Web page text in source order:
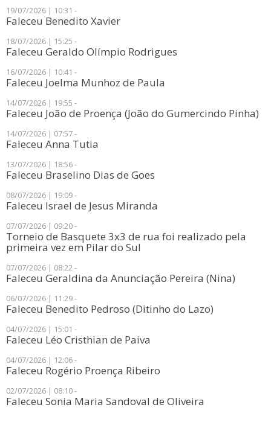
19/07/2026 | 10:31 -
Faleceu Benedito Xavier
18/07/2026 | 15:25 -
Faleceu Geraldo Olímpio Rodrigues
16/07/2026 | 10:41 -
Faleceu Joelma Munhoz de Paula
14/07/2026 | 19:55 -
Faleceu João de Proença (João do Gumercindo Pinha)
14/07/2026 | 07:57 -
Faleceu Anna Tutia
13/07/2026 | 18:56 -
Faleceu Braselino Dias de Goes
08/07/2026 | 19:09 -
Faleceu Israel de Jesus Miranda
07/07/2026 | 09:20 -
Torneio de Basquete 3x3 de rua foi realizado pela
primeira vez em Pilar do Sul
07/07/2026 | 08:22 -
Faleceu Geraldina da Anunciação Pereira (Nina)
06/07/2026 | 11:29 -
Faleceu Benedito Pedroso (Ditinho do Lazo)
04/07/2026 | 15:01 -
Faleceu Léo Cristhian de Paiva
04/07/2026 | 12:06 -
Faleceu Rogério Proença Ribeiro
02/07/2026 | 08:10 -
Faleceu Sonia Maria Sandoval de Oliveira